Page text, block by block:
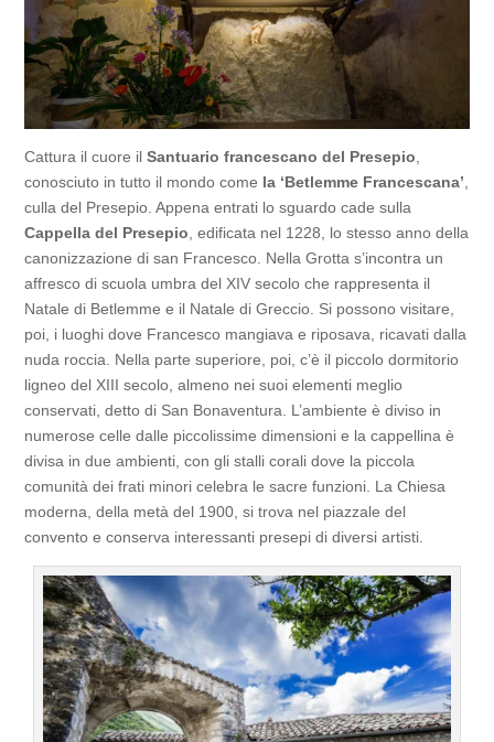
Cattura il cuore ilSantuario francescano del Presepio
conosciuto in tutto il mondo come la ‘Betlemme Francescana’
culla del Presepio. Appena entrati lo sguardo cade sulla
Cappella del Presepio , edificata nel 1228, lo stesso anno della
canonizzazione di san Francesco. Nella Grotta s’incontra un
affresco di scuola umbra del XIV secolo che rappresenta il
Natale di Betlemme e il Natale di Greccio. Si possono visitare,
poi, i luoghi dove Francesco mangiava e riposava, ricavati dalla
nuda roccia. Nella parte superiore, poi, c’è il piccolo dormitorio
ligneo del XIII secolo, almeno nei suoi elementi meglio
conservati, detto di San Bonaventura. L’ambiente è diviso in
numerose celle dalle piccolissime dimensioni e la cappellina è
divisa in due ambienti, con gli stalli corali dove la piccola
comunità dei frati minori celebra le sacre funzioni. La Chiesa
moderna, della metà del 1900, si trova nel piazzale del
convento e conserva interessanti presepi di diversi artisti.